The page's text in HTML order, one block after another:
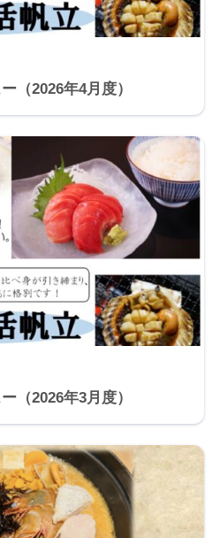
（2026年4月度）
（2026年3月度）